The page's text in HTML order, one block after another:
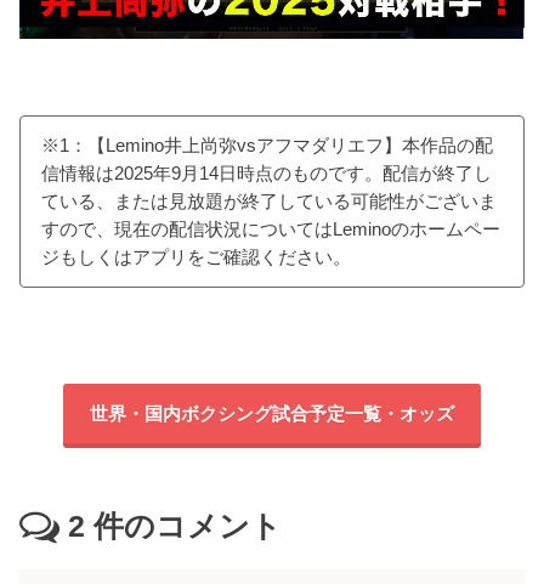
※1：【Lemino井上尚弥vsアフマダリエフ】本作品の配
信情報は2025年9月14日時点のものです。配信が終了し
ている、または見放題が終了している可能性がございま
すので、現在の配信状況についてはLeminoのホームペー
ジもしくはアプリをご確認ください。
世界・国内ボクシング試合予定一覧・オッズ
2 件のコメント